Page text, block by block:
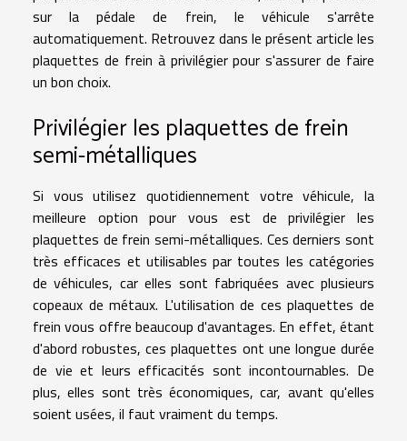
sur la pédale de frein, le véhicule s'arrête
automatiquement. Retrouvez dans le présent article les
plaquettes de frein à privilégier pour s'assurer de faire
un bon choix.
Privilégier les plaquettes de frein
semi-métalliques
Si vous utilisez quotidiennement votre véhicule, la
meilleure option pour vous est de privilégier les
plaquettes de frein semi-métalliques. Ces derniers sont
très efficaces et utilisables par toutes les catégories
de véhicules, car elles sont fabriquées avec plusieurs
copeaux de métaux. L'utilisation de cesplaquettes de
frein vous offre beaucoup d'avantages. En effet, étant
d'abord robustes, ces plaquettes ont une longue durée
de vie et leurs efficacités sont incontournables. De
plus, elles sont très économiques, car, avant qu'elles
soient usées, il faut vraiment du temps.